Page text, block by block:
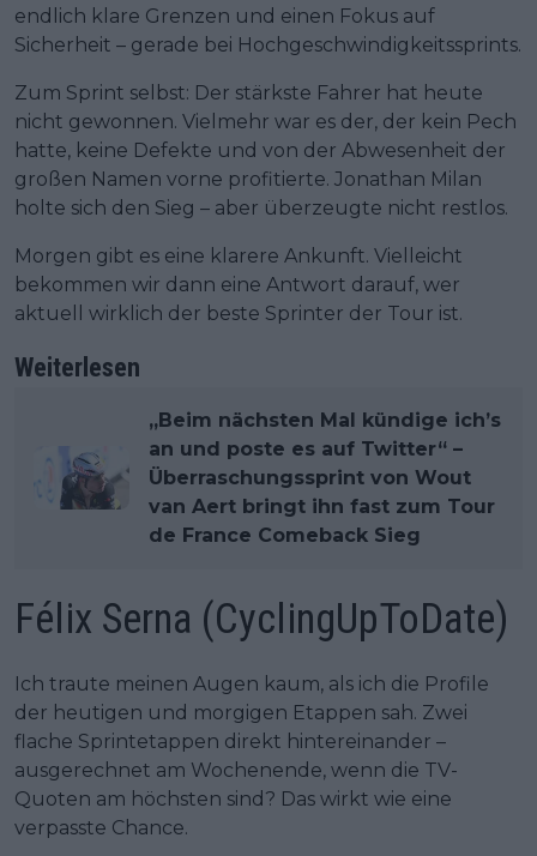
endlich klare Grenzen und einen Fokus auf
Sicherheit – gerade bei Hochgeschwindigkeitssprints.
Zum Sprint selbst: Der stärkste Fahrer hat heute
nicht gewonnen. Vielmehr war es der, der kein Pech
hatte, keine Defekte und von der Abwesenheit der
großen Namen vorne profitierte. Jonathan Milan
holte sich den Sieg – aber überzeugte nicht restlos.
Morgen gibt es eine klarere Ankunft. Vielleicht
bekommen wir dann eine Antwort darauf, wer
aktuell wirklich der beste Sprinter der Tour ist.
Weiterlesen
„Beim nächsten Mal kündige ich’s
an und poste es auf Twitter“ –
Überraschungssprint von Wout
van Aert bringt ihn fast zum Tour
de France Comeback Sieg
Félix Serna (CyclingUpToDate)
Ich traute meinen Augen kaum, als ich die Profile
der heutigen und morgigen Etappen sah. Zwei
flache Sprintetappen direkt hintereinander –
ausgerechnet am Wochenende, wenn die TV-
Quoten am höchsten sind? Das wirkt wie eine
verpasste Chance.